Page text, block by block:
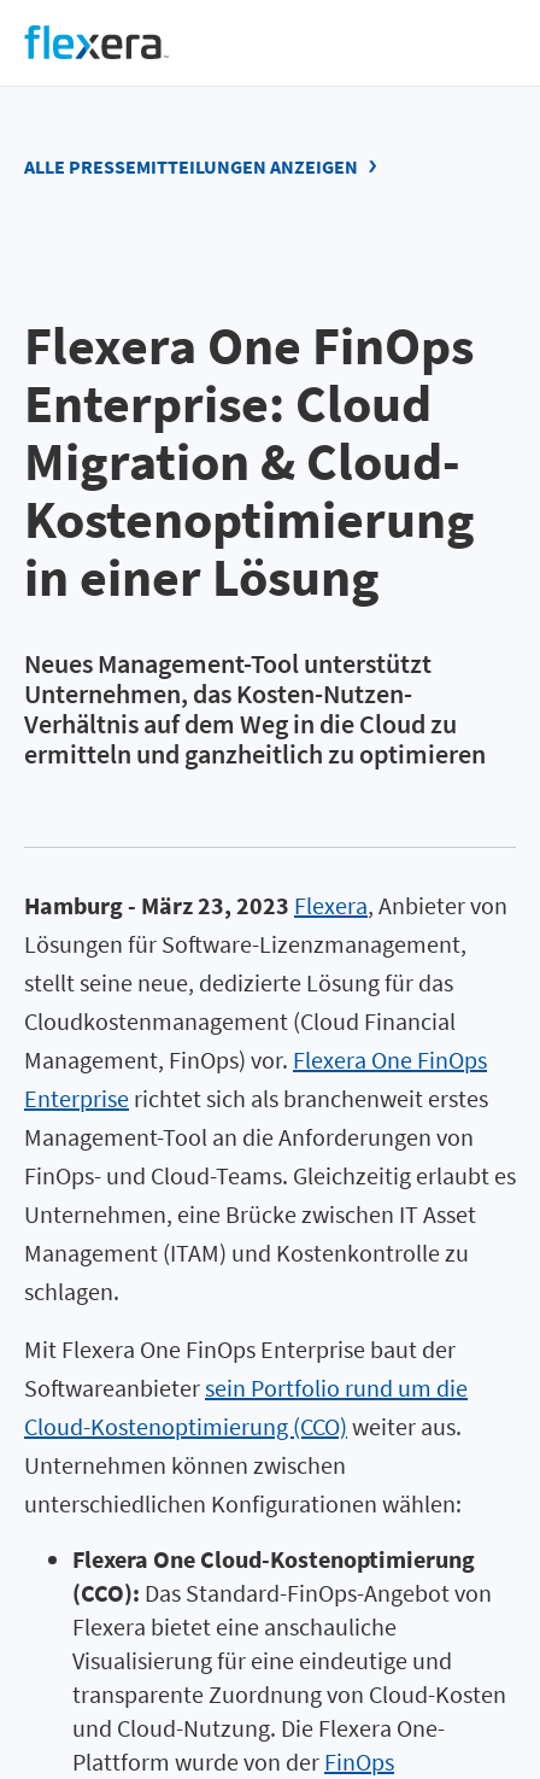
zum
Inhalt
ALLE PRESSEMITTEILUNGEN ANZEIGEN
Flexera One FinOps
Enterprise: Cloud
Migration & Cloud-
Kostenoptimierung
in einer Lösung
Neues Management-Tool unterstützt
Unternehmen, das Kosten-Nutzen-
Verhältnis auf dem Weg in die Cloud zu
ermitteln und ganzheitlich zu optimieren
Hamburg - März 23, 2023 Flexera, Anbieter von
Lösungen für Software-Lizenzmanagement,
stellt seine neue, dedizierte Lösung für das
Cloudkostenmanagement (Cloud Financial
Management, FinOps) vor. Flexera One FinOps
Enterprise richtet sich als branchenweit erstes
Management-Tool an die Anforderungen von
FinOps- und Cloud-Teams. Gleichzeitig erlaubt es
Unternehmen, eine Brücke zwischen IT Asset
Management (ITAM) und Kostenkontrolle zu
schlagen.
Mit Flexera One FinOps Enterprise baut der
Softwareanbietersein Portfolio rund um die
Cloud-Kostenoptimierung (CCO) weiter aus.
Unternehmen können zwischen
unterschiedlichen Konfigurationen wählen:
Flexera One Cloud-Kostenoptimierung
(CCO): Das Standard-FinOps-Angebot von
Flexera bietet eine anschauliche
Visualisierung für eine eindeutige und
transparente Zuordnung von Cloud-Kosten
und Cloud-Nutzung. Die Flexera One-
Plattform wurde von der FinOps